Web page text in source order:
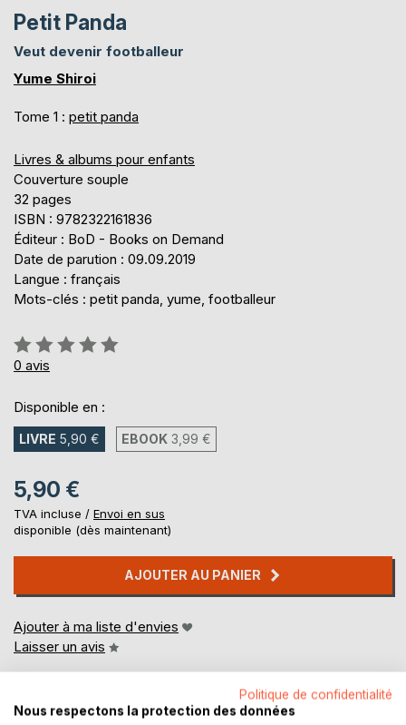
Petit Panda
Veut devenir footballeur
Yume Shiroi
Tome 1 : petit panda
Livres & albums pour enfants
Couverture souple
32 pages
ISBN : 9782322161836
Éditeur : BoD - Books on Demand
Date de parution : 09.09.2019
Langue : français
Mots-clés : petit panda, yume, footballeur
Évaluation:
0%
0 avis
Disponible en :
LIVRE 5,90 € EBOOK 3,99 €
5,90 €
TVA incluse / Envoi en sus
disponible (dès maintenant)
AJOUTER AU PANIER
Ajouter à ma liste d'envies
Laisser un avis
Politique de confidentialité
Nous respectons la protection des données